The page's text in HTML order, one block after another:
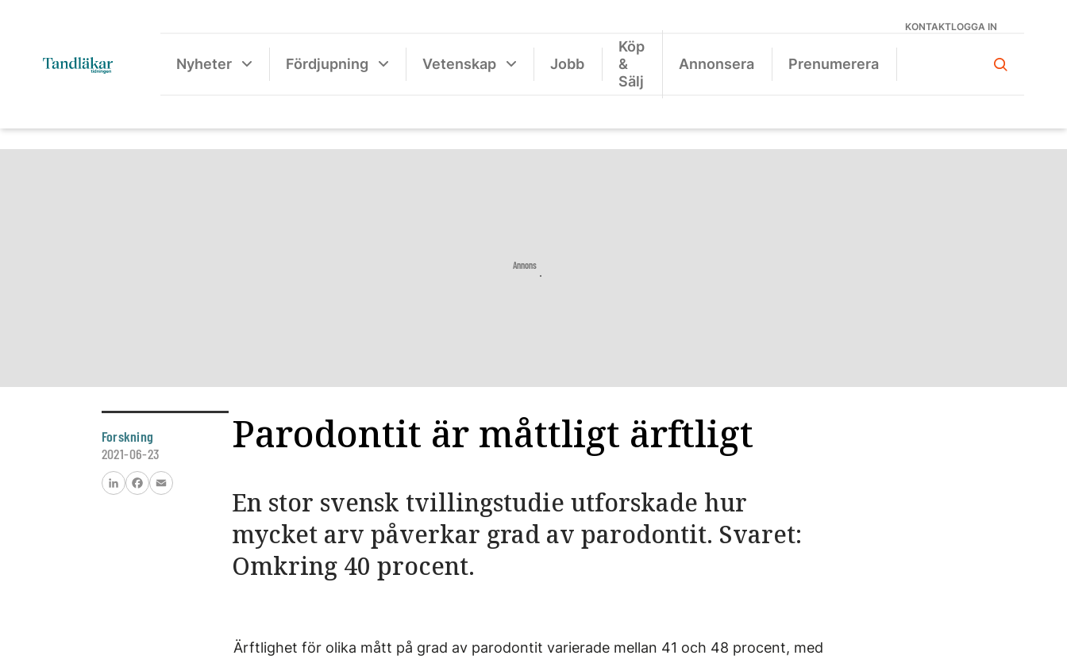
KONTAKTLOGGA IN
Nyheter Fördjupning Vetenskap Jobb
Köp
&
Sälj
Annonsera Prenumerera
Annons
Forskning
2021-06-23
FacebookEmail
Parodontit är måttligt ärftligt
En stor svensk tvillingstudie utforskade hur
mycket arv påverkar grad av parodontit. Svaret:
Omkring 40 procent.
Ärftlighet för olika mått på grad av parodontit varierade mellan 41 och 48 procent, med